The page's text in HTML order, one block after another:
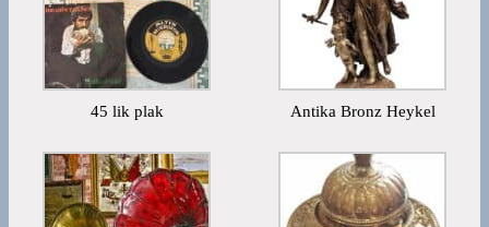
45 lik plak Antika Bronz Heykel